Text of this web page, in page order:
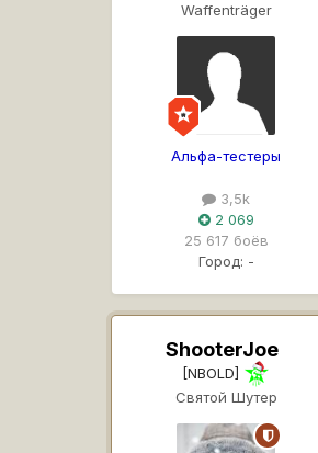
Waffenträger
Альфа-тестеры
3,5k
2 069
25 617 боёв
Город: -
ShooterJoe
[NBOLD]
Святой Шутер